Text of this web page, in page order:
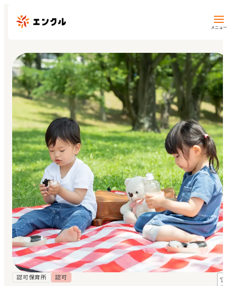
メニュー
保育園・幼稚園を探す
地図から探す
地域から探す
マイページ
閲覧履歴
お気に入り
見学日記
メッセージ
認可保育所 認可